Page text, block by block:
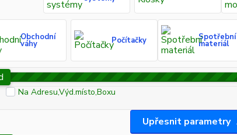
Obchodní
váhy Počítačky Spotřební
materiál
Upřesnit parametry
Na Adresu,Výd.místo,Boxu